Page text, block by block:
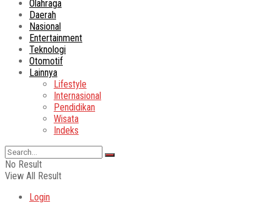
Olahraga
Daerah
Nasional
Entertainment
Teknologi
Otomotif
Lainnya
Lifestyle
Internasional
Pendidikan
Wisata
Indeks
No Result
View All Result
Login